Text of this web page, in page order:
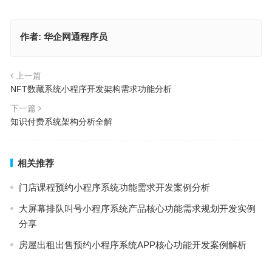
作者: 华企网通程序员
上一篇
NFT数藏系统小程序开发架构需求功能分析
下一篇
知识付费系统架构分析全解
相关推荐
门店课程预约小程序系统功能需求开发案例分析
大屏幕排队叫号小程序系统产品核心功能需求规划开发实例
分享
房屋出租出售预约小程序系统APP核心功能开发案例解析